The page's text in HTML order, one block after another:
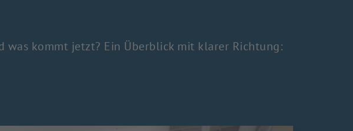
was kommt jetzt? Ein Überblick mit klarer Richtung: